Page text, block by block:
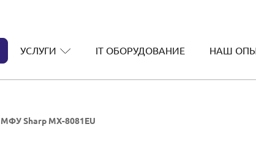
УСЛУГИ IT ОБОРУДОВАНИЕ НАШ
МФУ Sharp MX-8081EU